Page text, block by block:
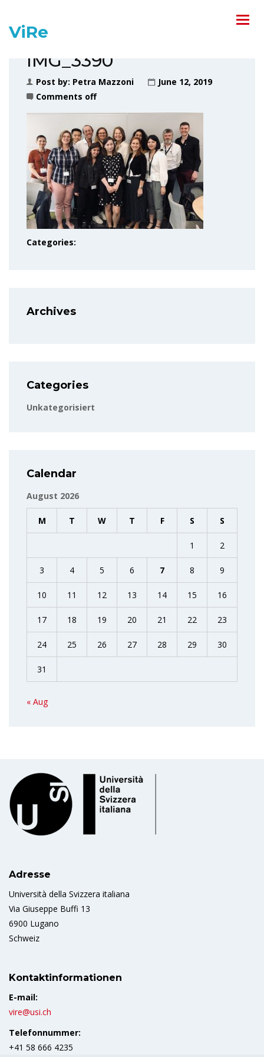
ViRe
IMG_3390
Post by: Petra Mazzoni
June 12, 2019
Comments off
Categories:
Archives
Categories
Unkategorisiert
Calendar
August 2026
M T W T F S S
1 2
3 4 5 6 7 8 9
10 11 12 13 14 15 16
17 18 19 20 21 22 23
24 25 26 27 28 29 30
31
« Aug
Adresse
Università della Svizzera italiana
Via Giuseppe Buffi 13
6900 Lugano
Schweiz
Kontaktinformationen
E-mail:
vire@usi.ch
Telefonnummer:
+41 58 666 4235